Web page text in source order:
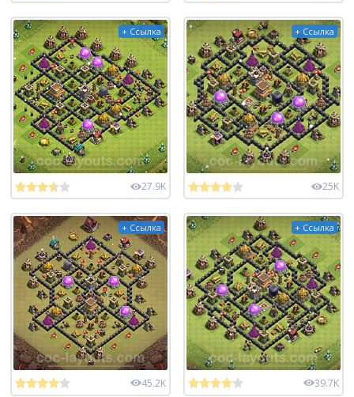
+ Ссылка
27.9K
+ Ссылка
25K
+ Ссылка
45.2K
+ Ссылка
39.7K